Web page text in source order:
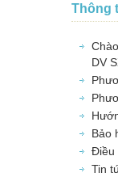
Thông
DV
Bảo
Điều
Tin